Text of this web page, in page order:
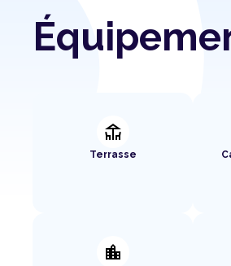
deck
Terrasse
location_city